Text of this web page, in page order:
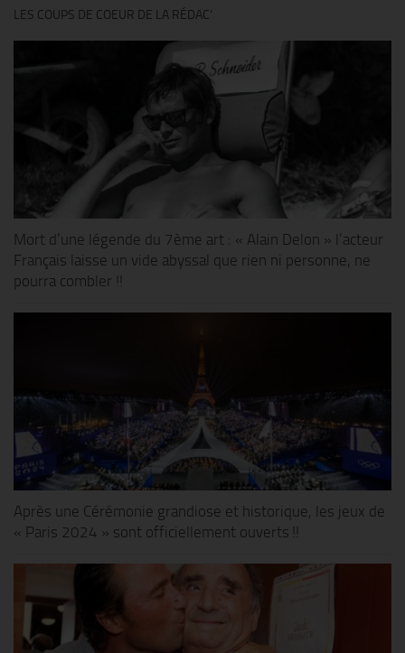
LES COUPS DE COEUR DE LA RÉDAC’
Mort d’une légende du 7ème art : « Alain Delon » l’acteur
Français laisse un vide abyssal que rien ni personne, ne
pourra combler !!
Après une Cérémonie grandiose et historique, les jeux de
« Paris 2024 » sont officiellement ouverts !!